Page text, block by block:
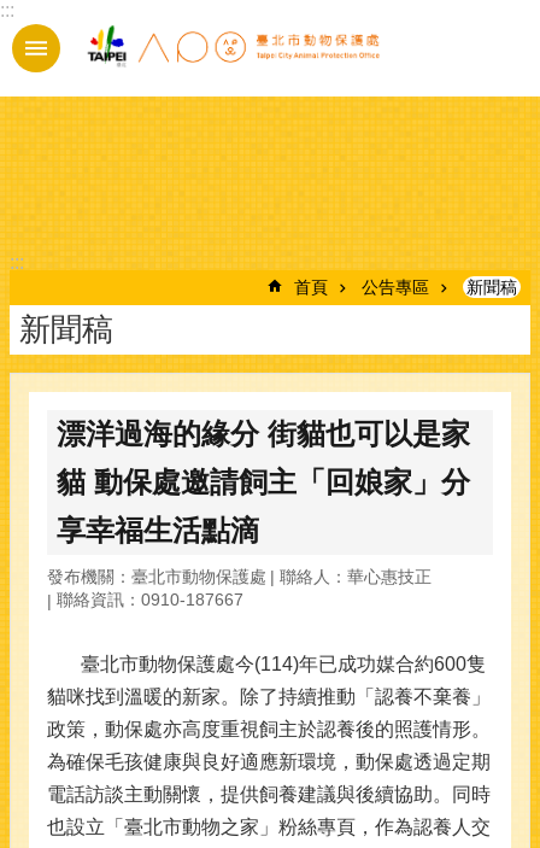
跳到主要內容區塊
:::
:::
首頁 公告專區 新聞稿
新聞稿
漂洋過海的緣分 街貓也可以是家
貓 動保處邀請飼主「回娘家」分
享幸福生活點滴
發布機關：臺北市動物保護處
聯絡人：華心惠技正
聯絡資訊：0910-187667
臺北市動物保護處今(114)年已成功媒合約600隻
貓咪找到溫暖的新家。除了持續推動「認養不棄養」
政策，動保處亦高度重視飼主於認養後的照護情形。
為確保毛孩健康與良好適應新環境，動保處透過定期
電話訪談主動關懷，提供飼養建議與後續協助。同時
也設立「臺北市動物之家」粉絲專頁，作為認養人交